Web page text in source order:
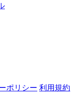
ポリシー 利用規約